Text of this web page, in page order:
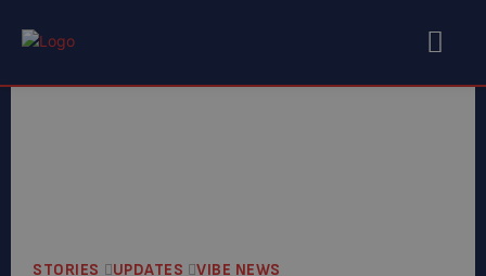
STORIES UPDATES VIBE NEWS